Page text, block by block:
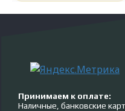
Принимаем к оплате:
Наличные, банковские